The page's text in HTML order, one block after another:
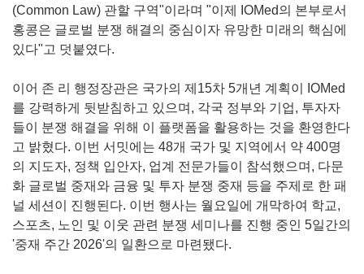
(Common Law) 관할 구역"이라며 "이제 IOMed의 본부로서
홍콩은 글로벌 분쟁 해결의 중심이자 유망한 미래의 핵심에
있다"고 덧붙였다.
이어 존 리 행정장관은 국가의 제15차 5개년 계획이 IOMed
를 강력하게 뒷받침하고 있으며, 각국 정부와 기업, 투자자
들이 분쟁 해결을 위해 이 플랫폼을 활용하는 것을 환영한다
고 밝혔다. 이번 서밋에는 48개 국가 및 지역에서 약 400명
의 지도자, 정책 입안자, 업계 전문가들이 참석했으며, 다문
화 글로벌 중재와 금융 및 투자 분쟁 중재 등을 주제로 한 패
널 세션이 진행된다. 이번 행사는 월요일에 개막하여 학교,
스포츠, 노인 및 이웃 관련 분쟁 세미나를 진행 중인 5일간의
'중재 주간 2026'의 일환으로 마련됐다.